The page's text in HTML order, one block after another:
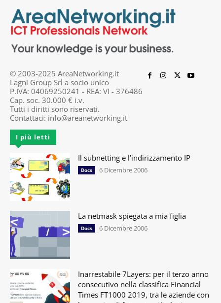
© 2003-2025 AreaNetworking.it
Lagni Group Srl a socio unico
P.IVA: 04069250241 - REA: VI - 376486
Cap. soc. 30.000 € i.v.
Tutti i diritti sono riservati.
Contattaci: info@areanetworking.it
I più letti
Il subnetting e l’indirizzamento IP
Docs 6 Dicembre 2006
La netmask spiegata a mia figlia
Docs 6 Dicembre 2006
Inarrestabile 7Layers: per il terzo anno
consecutivo nella classifica Financial
Times FT1000 2019, tra le aziende con